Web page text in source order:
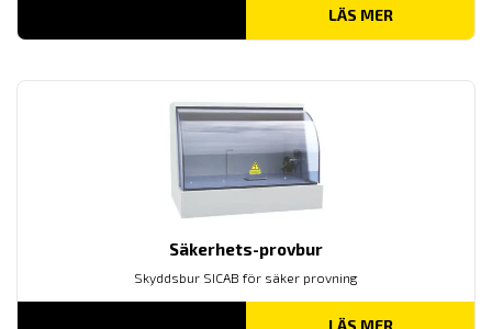
LÄS MER
Säkerhets-provbur
Skyddsbur SICAB för säker provning
LÄS MER